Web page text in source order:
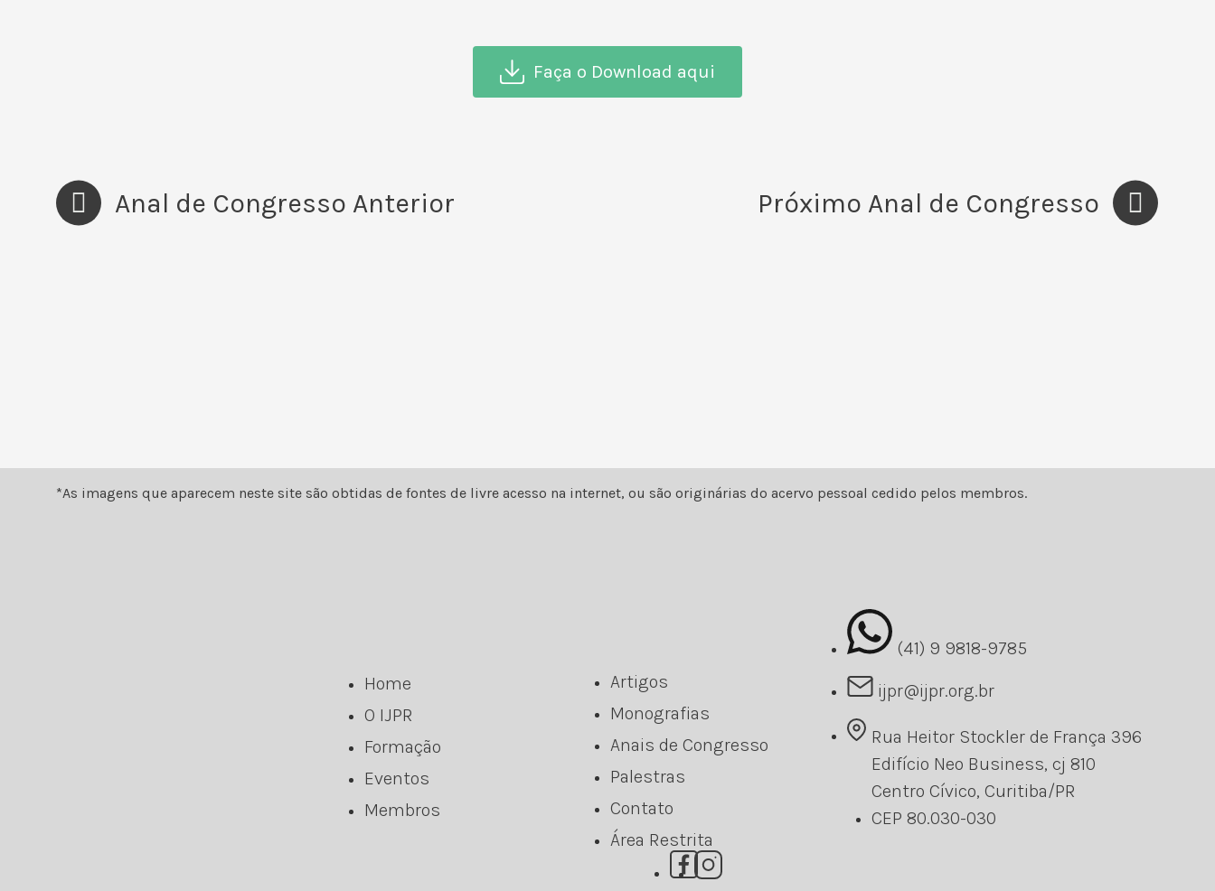
Faça o Download aqui
Anal de Congresso Anterior Próximo Anal de Congresso
*As imagens que aparecem neste site são obtidas de fontes de livre acesso na internet, ou são originárias do acervo pessoal cedido pelos membros.
Home
O IJPR
Formação
Eventos
Membros
Artigos
Monografias
Anais de Congresso
Palestras
Contato
Área Restrita
(41) 9 9818-9785
ijpr@ijpr.org.br
Rua Heitor Stockler de França 396
Edifício Neo Business, cj 810
Centro Cívico, Curitiba/PR
CEP 80.030-030